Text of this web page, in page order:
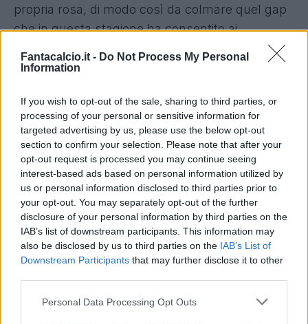
Fantacalcio.it - Do Not Process My Personal
Information
If you wish to opt-out of the sale, sharing to third parties, or
processing of your personal or sensitive information for
targeted advertising by us, please use the below opt-out
section to confirm your selection. Please note that after your
opt-out request is processed you may continue seeing
interest-based ads based on personal information utilized by
us or personal information disclosed to third parties prior to
your opt-out. You may separately opt-out of the further
disclosure of your personal information by third parties on the
IAB’s list of downstream participants. This information may
also be disclosed by us to third parties on the IAB’s List of
Downstream Participants that may further disclose it to other
Personal Data Processing Opt Outs
propria rosa, di modo così da colmare quel gap
che in questa stagione ha consentito ai
della loro storia ed al Real di uscire a mani vuote
L'ex tecnico del Napoli avrebbe dato già
mandato relativamente alle priorità da lui
indicate come fondamentali: da sistemare c'è il
centrocampo, anche per via della partenza di
Khedira, e considerando il fatto che, con il
problema Modric, alla prima emergenza, come
ad esempio a Torino contro la Juve il Real era
stato costretto ad avanzare addirittura Sergio
Ramos in zona mediana. Il nome spuntato fuori
nelle ultime ore è quello diKondogbia,
ma da